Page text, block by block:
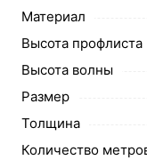
Материал
Высота профлиста
Высота волны
Размер
Толщина
Количество